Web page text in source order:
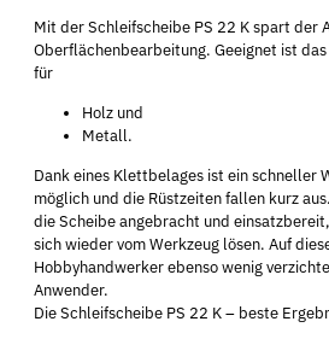
Mit der Schleifscheibe PS 22 K spart der
Oberflächenbearbeitung. Geeignet ist
für
Holz und
Metall.
Dank eines Klettbelages ist ein schneller
möglich und die Rüstzeiten fallen kurz
die Scheibe angebracht und
sich wieder vom Werkzeug lösen. Auf
Hobbyhandwerker ebenso wenig
Anwender.
Die Schleifscheibe PS 22 K – beste